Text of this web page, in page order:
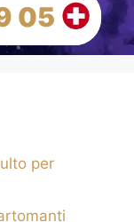
05
per